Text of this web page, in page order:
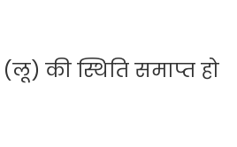
की स्थिति समाप्त हो